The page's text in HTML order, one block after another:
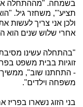
בשמחה. "מההתחלה
תציע'", משחזר גיל.
ולכן אני צריך לעשות
אחרי שלוש שנים הוא
"בהתחלה עשינו
זוגיות בבית משפט
- התחתנו שוב", ממשיך
משפחה וילדים".
בני הזוג נשארו